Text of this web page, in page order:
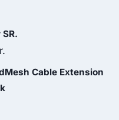
price
is:
Cable Extension